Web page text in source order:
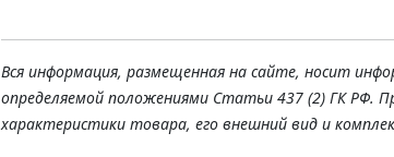
Вся информация, размещенная на сайте, носит
определяемой положениями Статьи 437 (2) ГК РФ.
характеристики товара, его внешний вид и